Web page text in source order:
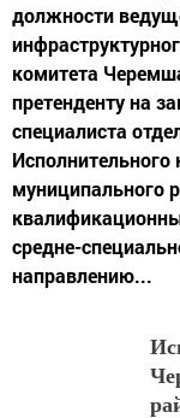
должности
комитета
претенденту на
специалиста
муниципального
средне-
направлению...